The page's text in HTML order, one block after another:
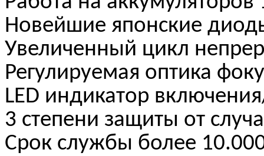
Новейшие японские
Увеличенный цикл
Регулируемая оптика
LED индикатор
3 степени защиты от
Срок службы более